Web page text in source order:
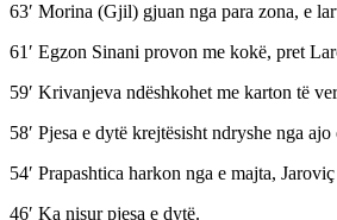
63′ Morina (Gjil) gjuan nga para zona, e
61′ Egzon Sinani provon me kokë, pret
59′ Krivanjeva ndëshkohet me karton të
58′ Pjesa e dytë krejtësisht ndryshe nga
54′ Prapashtica harkon nga e majta,
46′ Ka nisur pjesa e dytë.